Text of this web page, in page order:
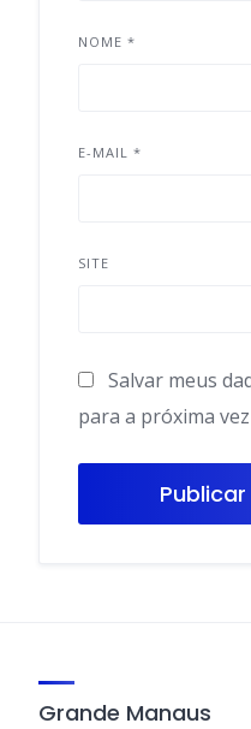
NOME *
E-MAIL *
SITE
Salvar meus
para a próxima
Grande Manaus